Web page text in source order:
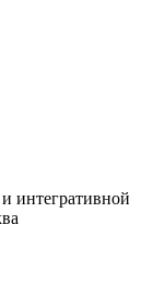
интегративной